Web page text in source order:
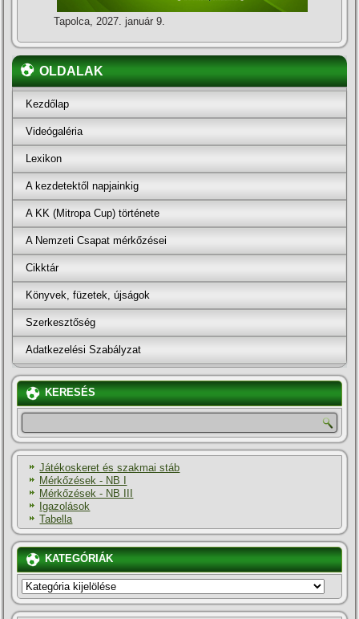
Tapolca, 2027. január 9.
OLDALAK
Kezdőlap
Videógaléria
Lexikon
A kezdetektől napjainkig
A KK (Mitropa Cup) története
A Nemzeti Csapat mérkőzései
Cikktár
Könyvek, füzetek, újságok
Szerkesztőség
Adatkezelési Szabályzat
KERESÉS
Játékoskeret és szakmai stáb
Mérkőzések - NB I
Mérkőzések - NB III
Igazolások
Tabella
KATEGÓRIÁK
KATEGÓRIÁK